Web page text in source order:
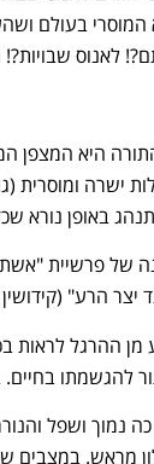
בעולם
לאנוס שבויות?!
היא המצפן
ישרה ומוסרית
באופן נורא
של פרשיית
הרע"
ההרגל לראות
להגשמתו
ושפל
מראש.